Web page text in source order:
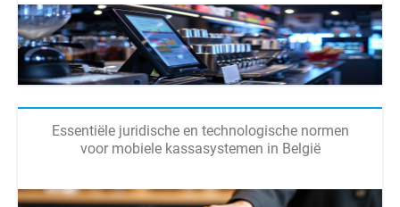
Essentiële juridische en technologische normen
voor mobiele kassasystemen in België